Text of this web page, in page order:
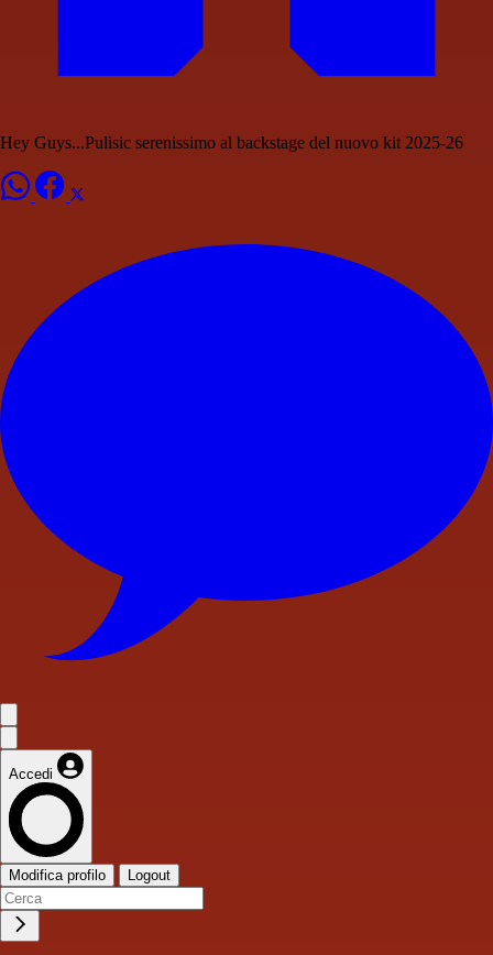
Hey Guys...Pulisic serenissimo al backstage del nuovo kit 2025-26
Accedi
Modifica profilo Logout